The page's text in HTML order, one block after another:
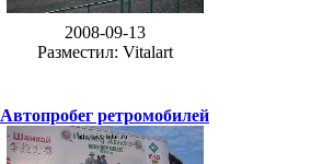
2008-09-13
Разместил: Vitalart
Автопробег ретромобилей